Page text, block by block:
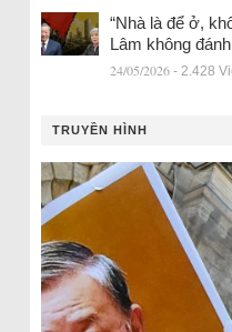
“Nhà là để ở,
Lâm không
24/05/2026 - 2.428
TRUYỀN HÌNH